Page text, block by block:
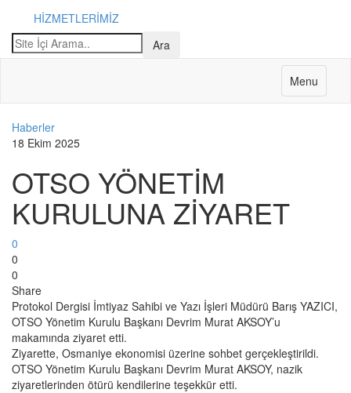
HİZMETLERİMİZ
Menu
Haberler
18 Ekim 2025
OTSO YÖNETİM
KURULUNA ZİYARET
0
0
0
Share
Protokol Dergisi İmtiyaz Sahibi ve Yazı İşleri Müdürü Barış YAZICI,
OTSO Yönetim Kurulu Başkanı Devrim Murat AKSOY’u
makamında ziyaret etti.
Ziyarette, Osmaniye ekonomisi üzerine sohbet gerçekleştirildi.
OTSO Yönetim Kurulu Başkanı Devrim Murat AKSOY, nazik
ziyaretlerinden ötürü kendilerine teşekkür etti.